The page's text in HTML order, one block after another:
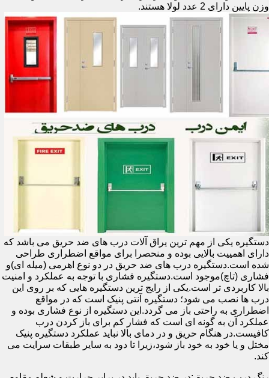
وزن پایین دارای 2 عدد لولا هستند.
دستگیره یکی از مهم ترین یراق آلات درب های ضد حریق می باشد که
دارای اهمییت بالایی بوده و منحصرا برای مواقع اضطراری طراحی
شده است.دستگیره درب های ضد حریق در دو نوع اهرمی (میله ای)و
فشاری (تاچ)موجود است.دستگیره فشاری با توجه به عملکرد و امنیت
بالا کاربردی تر است.یکی از رایج ترین دستگیره هایی که بر روی این
درب ها نصب می شود؛ دستگیره آنتی پنیک است که در مواقع
اضطراری به راحتی باز می گردد.این دستگیره از نوع فشاری بوده و
عملکرد آن به گونه ای است که فشار کم برای باز کردن درب
کافیست.در هنگام حریق و در دمای بالا نباید عملکرد دستگیره پنیک
مختل و یا خود به خود باز شود،زیرا تا دود به سایر طبقات سرایت می
کند.